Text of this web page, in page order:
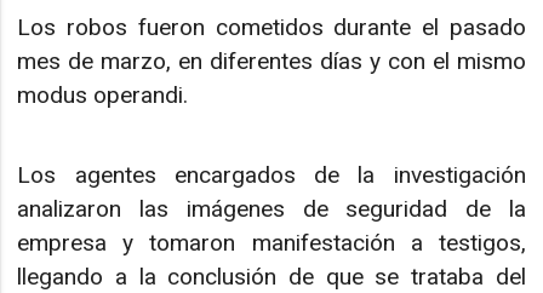
Los robos fueron cometidos durante el pasado
mes de marzo, en diferentes días y con el mismo
modus operandi.
Los agentes encargados de la investigación
analizaron las imágenes de seguridad de la
empresa y tomaron manifestación a testigos,
llegando a la conclusión de que se trataba del